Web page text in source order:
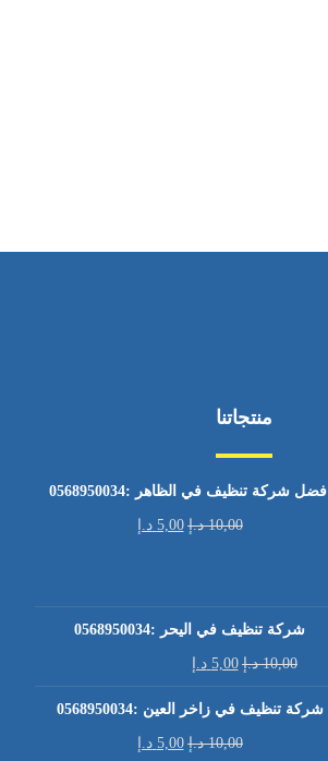
منتجاتنا
افضل شركة تنظيف في الظاهر :0568950034
10,00 د.إ 5,00 د.إ
شركة تنظيف في اليحر :0568950034
10,00 د.إ 5,00 د.إ
شركة تنظيف في زاخر العين :0568950034
10,00 د.إ 5,00 د.إ